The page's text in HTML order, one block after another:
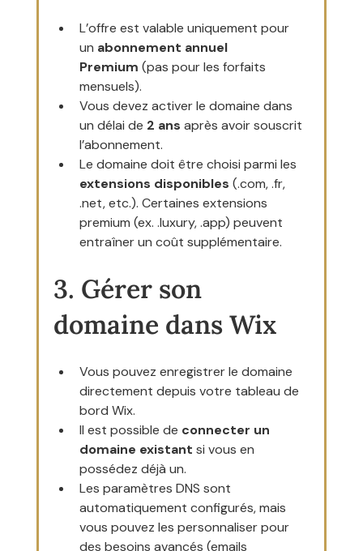
L’offre est valable uniquement pour
un abonnement annuel
Premium (pas pour les forfaits
mensuels).
Vous devez activer le domaine dans
un délai de 2 ans après avoir souscrit
l’abonnement.
Le domaine doit être choisi parmi les
extensions disponibles (.com, .fr,
.net, etc.). Certaines extensions
premium (ex. .luxury, .app) peuvent
entraîner un coût supplémentaire.
3. Gérer son
domaine dans Wix
Vous pouvez enregistrer le domaine
directement depuis votre tableau de
bord Wix.
Il est possible de connecter un
domaine existant si vous en
possédez déjà un.
Les paramètres DNS sont
automatiquement configurés, mais
vous pouvez les personnaliser pour
des besoins avancés (emails